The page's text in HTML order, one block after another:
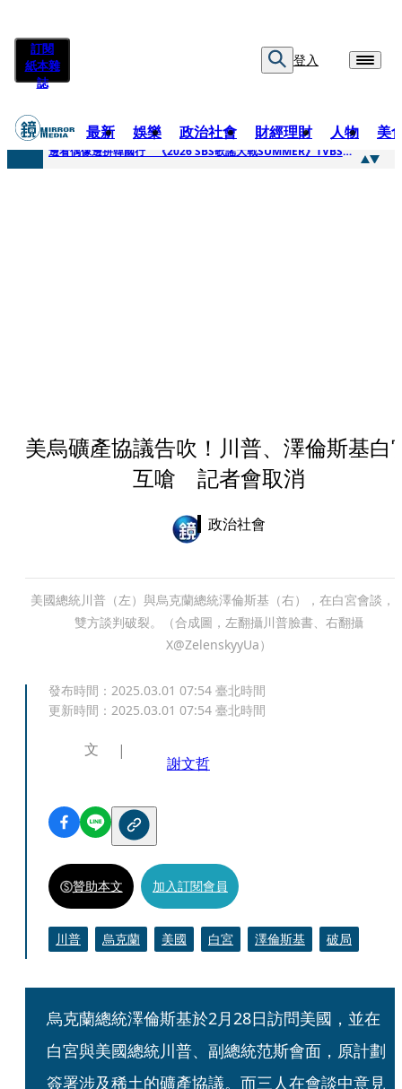
訂閱
紙本雜
誌
登入
最新 娛樂 政治社會 財經理財 人物 美
快訊
邊看偶像邊拚韓國行 《2026 SBS歌謠大戰SUMMER》TVBS直播祭追星福利
美烏礦產協議告吹！川普、澤倫斯基白
互嗆 記者會取消
政治社會
美國總統川普（左）與烏克蘭總統澤倫斯基（右），在白宮會談，
雙方談判破裂。（合成圖，左翻攝川普臉書、右翻攝
X@ZelenskyyUa）
發布時間： 2025.03.01 07:54 臺北時間
更新時間： 2025.03.01 07:54 臺北時間
文
謝文哲
贊助本文 加入訂閱會員
川普 烏克蘭 美國 白宮 澤倫斯基 破局
烏克蘭總統澤倫斯基於2月28日訪問美國，並在
白宮與美國總統川普、副總統范斯會面，原計劃
簽署涉及稀土的礦產協議。而三人在會談中意見